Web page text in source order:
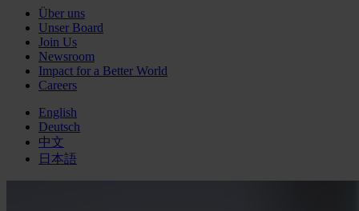
Über uns
Unser Board
Join Us
Newsroom
Impact for a Better World
Careers
English
Deutsch
中文
日本語